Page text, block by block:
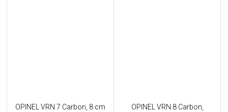
OPINEL VRN 7 Carbon, 8 cm
OPINEL VRN 8 Carbon,